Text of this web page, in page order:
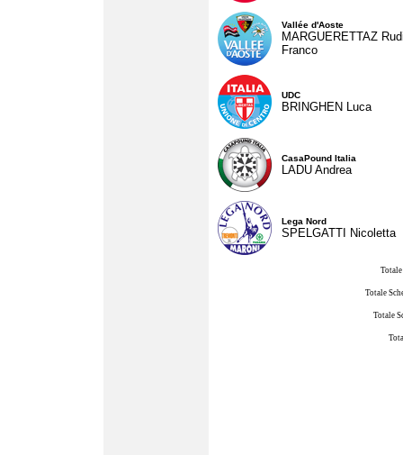
Vallée d'Aoste
MARGUERETTAZ
Franco
UDC
BRINGHEN Luca
CasaPound Italia
LADU Andrea
Lega Nord
SPELGATTI Nicoletta
Totale
Totale